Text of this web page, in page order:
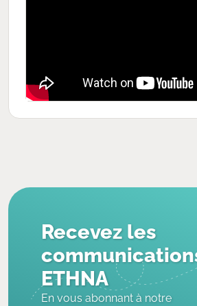
Recevez les
ETHNA
En vous abonnant à notre